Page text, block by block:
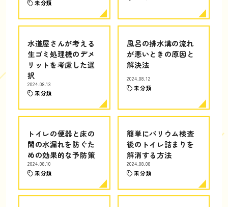
未分類
水道屋さんが考える
生ゴミ処理機のデメ
リットを考慮した選
択
2024.08.13
未分類
風呂の排水溝の流れ
が悪いときの原因と
解決法
2024.08.12
未分類
トイレの便器と床の
間の水漏れを防ぐた
めの効果的な予防策
2024.08.10
未分類
簡単にバリウム検査
後のトイレ詰まりを
解消する方法
2024.08.08
未分類